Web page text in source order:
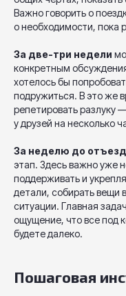
Важно говорить о
о необходимости, пока
За две-три недели
конкретным
хотелось бы
подружиться. В это же
репетировать разлуку
у друзей на несколько
За неделю до
этап. Здесь важно уже
поддерживать и
детали, собирать вещи
ситуации. Главная
ощущение, что все под
будете далеко.
Пошаговая